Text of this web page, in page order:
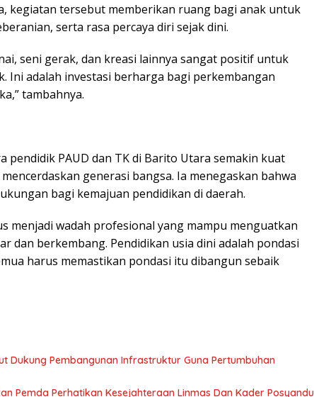
kegiatan tersebut memberikan ruang bagi anak untuk
serta rasa percaya diri sejak dini.
seni gerak, dan kreasi lainnya sangat positif untuk
Ini adalah investasi berharga bagi perkembangan
tambahnya.
pendidik PAUD dan TK di Barito Utara semakin kuat
generasi bangsa. Ia menegaskan bahwa
bagi kemajuan pendidikan di daerah.
menjadi wadah profesional yang mampu menguatkan
dan berkembang. Pendidikan usia dini adalah pondasi
harus memastikan pondasi itu dibangun sebaik
Dukung Pembangunan Infrastruktur Guna Pertumbuhan
Pemda Perhatikan Kesejahteraan Linmas Dan Kader Posyandu